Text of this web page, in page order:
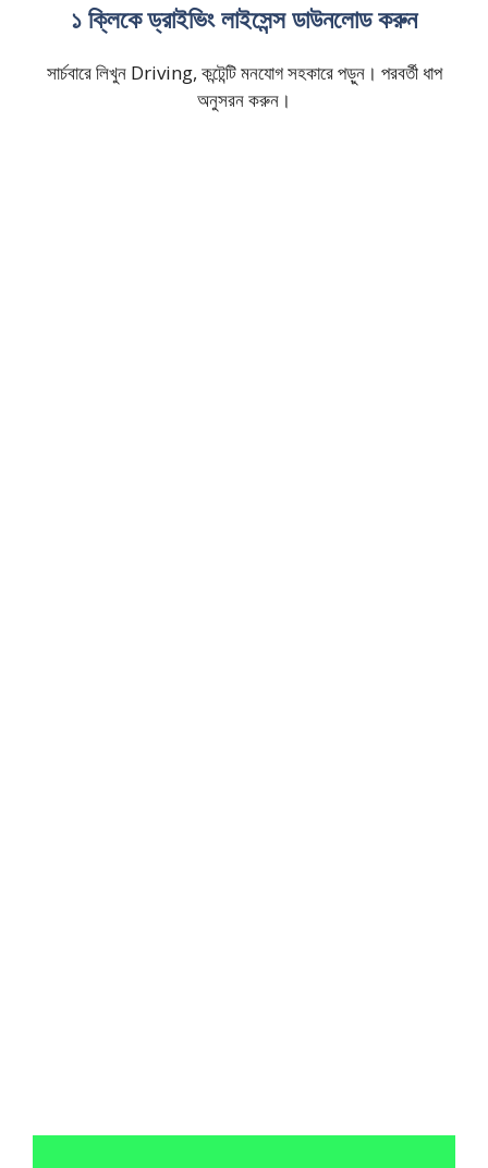
১ ক্লিকে ড্রাইভিং লাইসেন্স ডাউনলোড করুন
সার্চবারে লিখুন Driving, কন্টেন্টি মনযোগ সহকারে পড়ুন। পরবর্তী ধাপ
অনুসরন করুন।